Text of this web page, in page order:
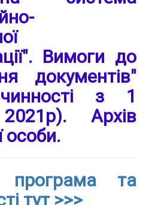
Вимоги до
документів"
з 1
Архів
особи.
програма та
тут >>>